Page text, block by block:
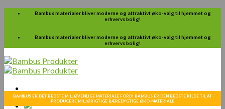
Skip
Bambus materialer bliver moderne og attraktivt øko-valg til hjemmet og
erhvervs bolig!
Bambus materialer bliver moderne og attraktivt øko-valg til hjemmet og
erhvervs bolig!
BAMBUS ER DET BEDSTE MILJØVENLIGE MATERIALE FORDI BAMBUS ER DEN BEDSTE KILDE TIL AT
PRODUCERE MILJØRIGTIGE BÆREDYGTIGE ØKO-MATERIALE